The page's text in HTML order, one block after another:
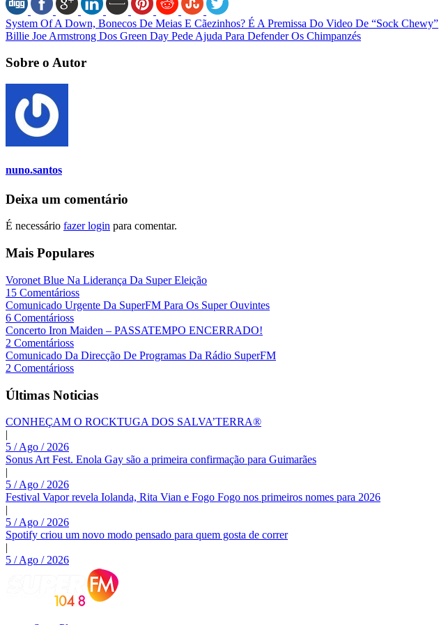
System Of A Down, Bonecos De Meias E Cãezinhos? É A Premissa Do Video De “Sock Chewy”
Billie Joe Armstrong Dos Green Day Pede Ajuda Para Defender Os Chimpanzés
Sobre o Autor
nuno.santos
Deixa um comentário
É necessário fazer login para comentar.
Mais Populares
Voronet Blue Na Liderança Da Super Eleição
15 Comentárioss
Comunicado Urgente Da SuperFM Para Os Super Ouvintes
6 Comentárioss
Concerto Iron Maiden – PASSATEMPO ENCERRADO!
2 Comentárioss
Comunicado Da Direcção De Programas Da Rádio SuperFM
2 Comentárioss
Últimas Noticias
CONHEÇAM O ROCKTUGA DOS SALVA’TERRA®
|
5 / Ago / 2026
Sonus Art Fest. Enola Gay são a primeira confirmação para Guimarães
|
5 / Ago / 2026
Festival Vapor revela Iolanda, Rita Vian e Fogo Fogo nos primeiros nomes para 2026
|
5 / Ago / 2026
Spotify criou um novo modo pensado para quem gosta de correr
|
5 / Ago / 2026